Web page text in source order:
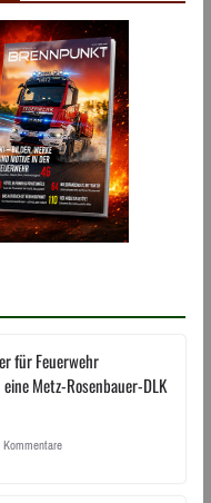
für Feuerwehr
Metz-Rosenbauer-DLK